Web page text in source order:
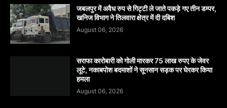
जबलपुर में अवैध रुप से गिट्टी ले जाते पकड़े गए तीन डम्पर,
खनिज विभाग ने तिलवारा क्षेत्र में दी दबिश
August 06, 2026
सराफा कारोबारी को गोली मारकर 75 लाख रुपए के जेवर
लूटे, नकाबपोश बदमाशों ने सूनसान सड़क पर घेरकर किया
हमला
August 06, 2026